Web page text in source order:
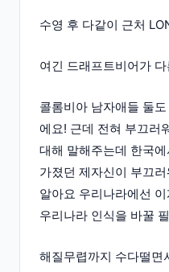
수영 후 다같이 근처
여긴 드래프트비어가
콜롬비아 남자애들 둘
에요! 근데 전혀 부끄러
대해 말해주는데 한국
가졌던 제자신이 부끄
알아요 우리나라에선
우리나라 인식을 바꿀
해질무렵까지 수다떨면